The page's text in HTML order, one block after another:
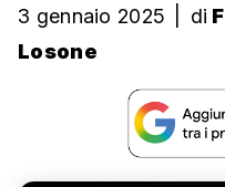
3 gennaio 2025 di
Losone